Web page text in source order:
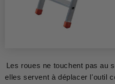
Les roues ne touchent pas au
elles servent à déplacer l'outil